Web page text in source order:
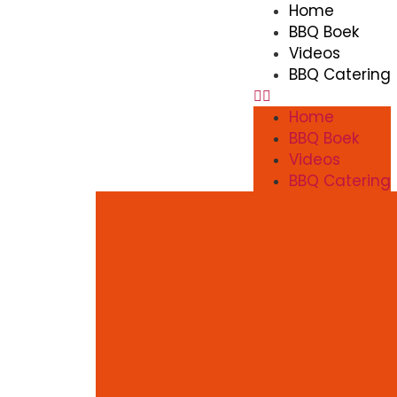
Home
BBQ Boek
Videos
BBQ Catering
Home
BBQ Boek
Videos
BBQ Catering